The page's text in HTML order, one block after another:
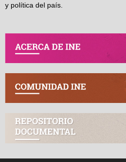
y política del país.